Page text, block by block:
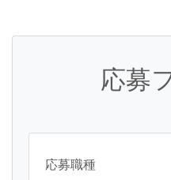
応募
応募職種